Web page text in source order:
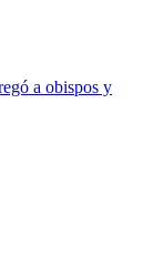
a obispos y